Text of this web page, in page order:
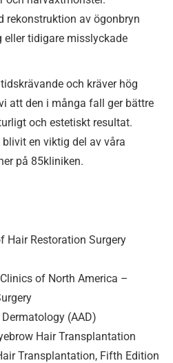
rekonstruktion av ögonbryn
eller tidigare misslyckade
och kräver hög
att den i många fall ger bättre
och estetiskt resultat.
en viktig del av våra
på 85kliniken.
Hair Restoration Surgery
of North America –
(AAD)
Hair Transplantation
Transplantation, Fifth Edition